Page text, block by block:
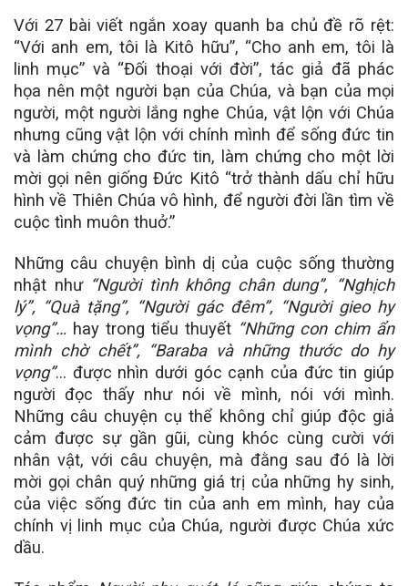
Với 27 bài viết ngắn xoay quanh ba chủ đề rõ rệt:
“Với anh em, tôi là Kitô hữu”, “Cho anh em, tôi là
linh mục” và “Đối thoại với đời”, tác giả đã phác
họa nên một người bạn của Chúa, và bạn của mọi
người, một người lắng nghe Chúa, vật lộn với Chúa
nhưng cũng vật lộn với chính mình để sống đức tin
và làm chứng cho đức tin, làm chứng cho một lời
mời gọi nên giống Đức Kitô “trở thành dấu chỉ hữu
hình về Thiên Chúa vô hình, để người đời lần tìm về
cuộc tình muôn thuở.”
Những câu chuyện bình dị của cuộc sống thường
nhật như “Người tình không chân dung”, “Nghịch
lý”, “Quà tặng”, “Người gác đêm”, “Người gieo hy
vọng”… hay trong tiểu thuyết “Những con chim ẩn
mình chờ chết”, “Baraba và những thước do hy
vọng”… được nhìn dưới góc cạnh của đức tin giúp
người đọc thấy như nói về mình, nói với mình.
Những câu chuyện cụ thể không chỉ giúp độc giả
cảm được sự gần gũi, cùng khóc cùng cười với
nhân vật, với câu chuyện, mà đằng sau đó là lời
mời gọi chân quý những giá trị của những hy sinh,
của việc sống đức tin của anh em mình, hay của
chính vị linh mục của Chúa, người được Chúa xức
dầu.